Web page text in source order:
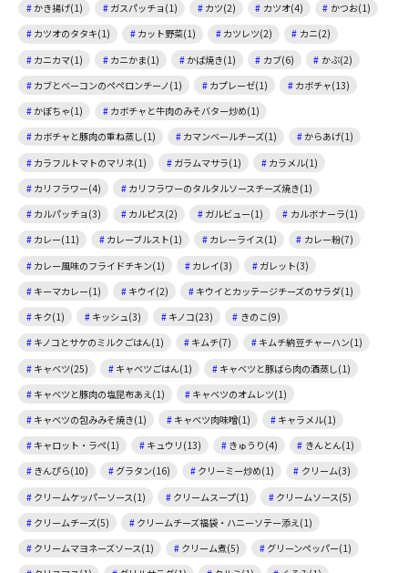
かき揚げ(1)
ガスパッチョ(1) カツ(2) カツオ(4)
かつお(1)
カツオのタタキ(1)
カット野菜(1) カツレツ(2)
カニ(2)
カニカマ(1)
カニかま(1) かば焼き(1) カブ(6)
かぶ(2)
カブとベーコンのペペロンチーノ(1)
カプレーゼ(1)
カボチャ(13)
かぼちゃ(1)
カボチャと牛肉のみそバター炒め(1)
カボチャと豚肉の重ね蒸し(1)
カマンベールチーズ(1)
からあげ(1)
カラフルトマトのマリネ(1)
ガラムマサラ(1)
カラメル(1)
カリフラワー(4)
カリフラワーのタルタルソースチーズ焼き(1)
カルパッチョ(3)
カルピス(2) ガルビュー(1)
カルボナーラ(1)
カレー(11)
カレーブルスト(1) カレーライス(1)
カレー粉(7)
カレー風味のフライドチキン(1)
カレイ(3)
ガレット(3)
キーマカレー(1)
キウイ(2)
キウイとカッテージチーズのサラダ(1)
キク(1)
キッシュ(3) キノコ(23)
きのこ(9)
キノコとサケのミルクごはん(1)
キムチ(7)
キムチ納豆チャーハン(1)
キャベツ(25)
キャベツごはん(1)
キャベツと豚ばら肉の酒蒸し(1)
キャベツと豚肉の塩昆布あえ(1)
キャベツのオムレツ(1)
キャベツの包みみそ焼き(1)
キャベツ肉味噌(1)
キャラメル(1)
キャロット・ラペ(1)
キュウリ(13) きゅうり(4)
きんとん(1)
きんぴら(10)
グラタン(16) クリーミー炒め(1)
クリーム(3)
クリームケッパーソース(1)
クリームスープ(1)
クリームソース(5)
クリームチーズ(5)
クリームチーズ福袋・ハニーソテー添え(1)
クリームマヨネーズソース(1)
クリーム煮(5)
グリーンペッパー(1)